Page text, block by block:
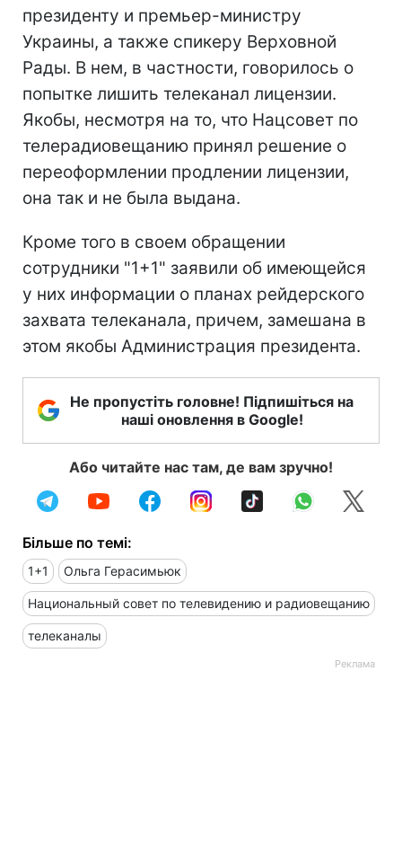
президенту и премьер-министру
Украины, а также спикеру Верховной
Рады. В нем, в частности, говорилось о
попытке лишить телеканал лицензии.
Якобы, несмотря на то, что Нацсовет по
телерадиовещанию принял решение о
переоформлении продлении лицензии,
она так и не была выдана.
Кроме того в своем обращении
сотрудники "1+1" заявили об имеющейся
у них информации о планах рейдерского
захвата телеканала, причем, замешана в
этом якобы Администрация президента.
Не пропустіть головне! Підпишіться на
наші оновлення в Google!
Або читайте нас там, де вам зручно!
Більше по темі:
1+1 Ольга Герасимьюк
Национальный совет по телевидению и радиовещанию
телеканалы